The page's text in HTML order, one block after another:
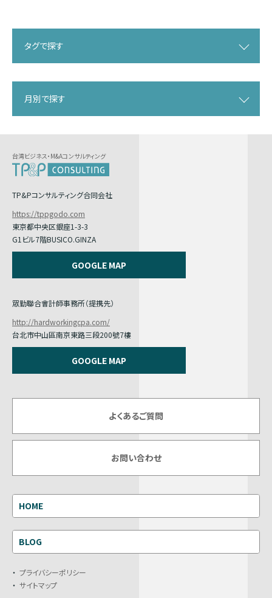
タグで探す
月別で探す
台湾ビジネス・M&Aコンサルティング
TP&Pコンサルティング合同会社
https://tppgodo.com
東京都中央区銀座1-3-3
G1ビル7階BUSICO.GINZA
GOOGLE MAP
眾勤聯合會計師事務所（提携先）
http://hardworkingcpa.com/
台北市中山區南京東路三段200號7樓
GOOGLE MAP
よくあるご質問
お問い合わせ
HOME
BLOG
プライバシーポリシー
サイトマップ